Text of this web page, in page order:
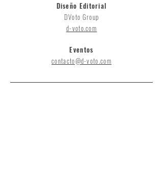
Diseño Editorial
DVoto Group
d-voto.com
Eventos
contacto@d-voto.com